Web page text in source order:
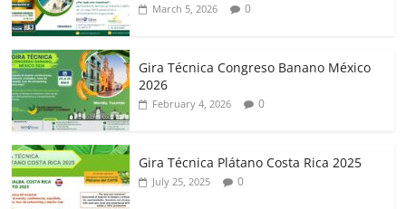
March 5, 2026 0
Gira Técnica Congreso Banano México
2026
February 4, 2026 0
Gira Técnica Plátano Costa Rica 2025
July 25, 2025 0